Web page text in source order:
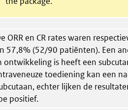
ORR en CR rates waren
57,8% (52/90 patiënten). Een
ontwikkeling is heeft een
toediening kan een
echter lijken de
positief.